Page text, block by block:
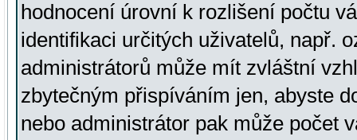
hodnocení úrovní k rozlišení počtu
identifikaci určitých uživatelů, např.
administrátorů může mít zvláštní
zbytečným přispíváním jen, abyste
nebo administrátor pak může počet